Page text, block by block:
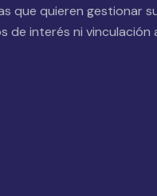
que quieren gestionar
de interés ni vinculación